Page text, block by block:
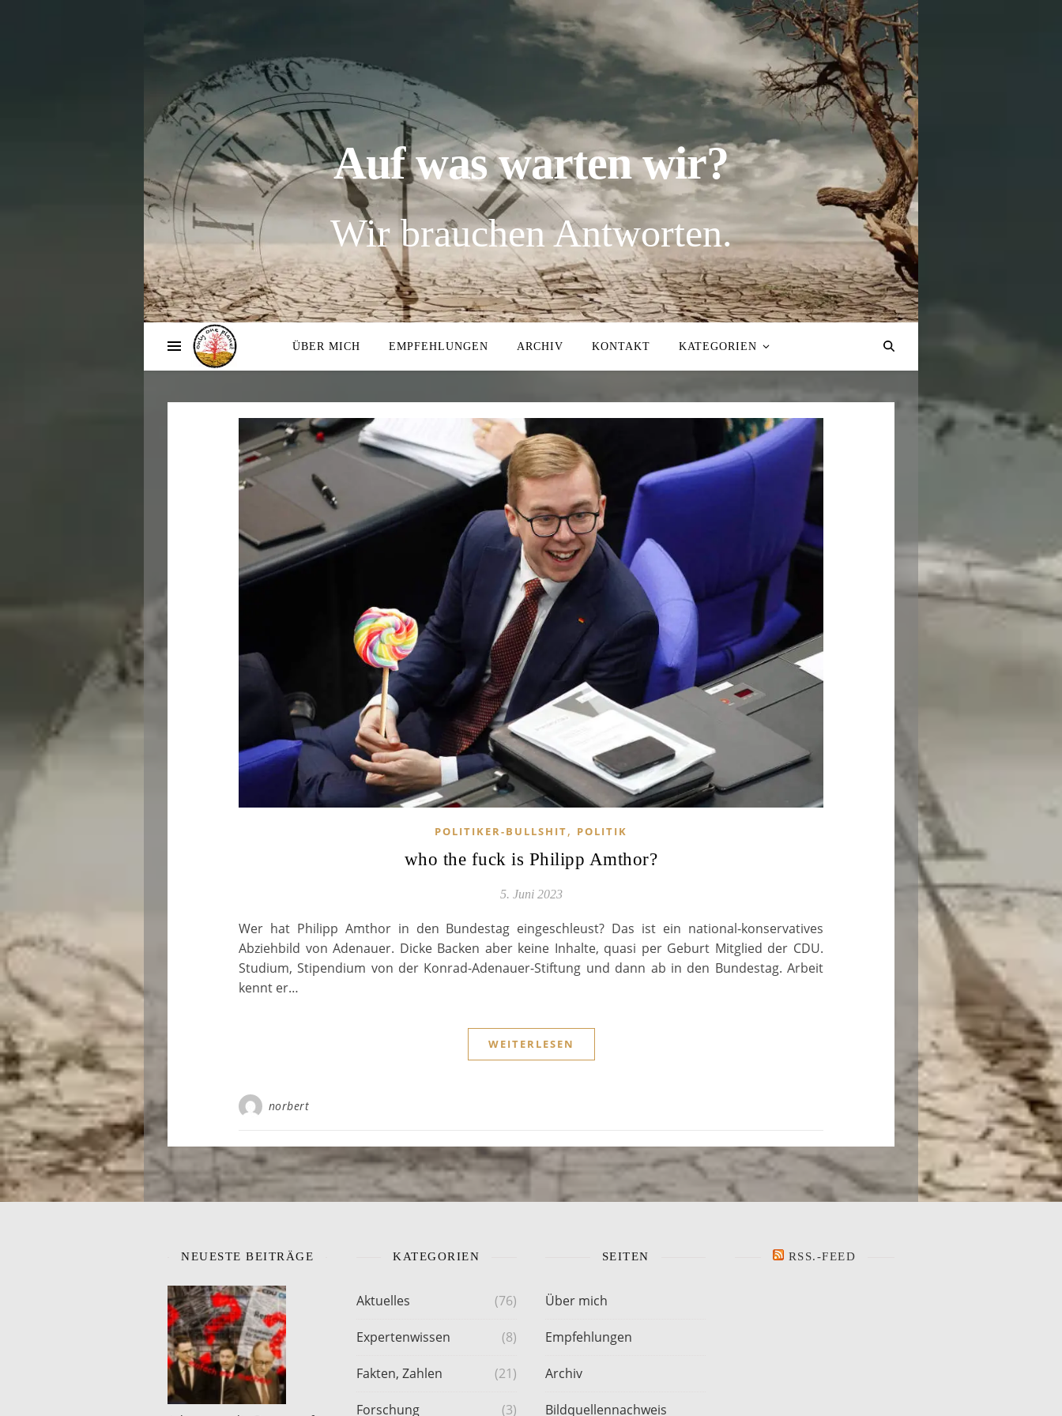
Auf was warten wir?
Wir brauchen Antworten.
ÜBER MICH EMPFEHLUNGEN ARCHIV KONTAKT KATEGORIEN
POLITIKER-BULLSHIT, POLITIK
who the fuck is Philipp Amthor?
5. Juni 2023
Wer hat Philipp Amthor in den Bundestag eingeschleust? Das ist ein national-konservatives
Abziehbild von Adenauer. Dicke Backen aber keine Inhalte, quasi per Geburt Mitglied der CDU.
Studium, Stipendium von der Konrad-Adenauer-Stiftung und dann ab in den Bundestag. Arbeit
kennt er…
WEITERLESEN
norbert
NEUESTE BEITRÄGE KATEGORIEN
Aktuelles (76)
Expertenwissen (8)
Fakten, Zahlen (21)
Forschung (3)
SEITEN
Über mich
Empfehlungen
Archiv
Bildquellennachweis
RSS.-FEED